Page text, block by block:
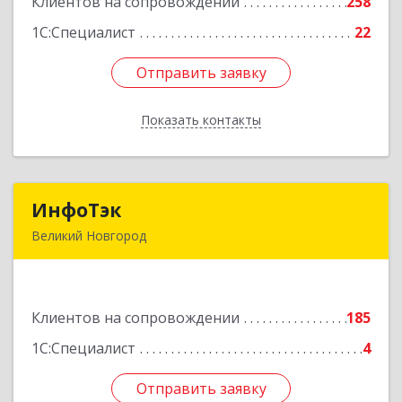
1С:Специалист
22
Отправить заявку
Показать контакты
Подробнее
Отправить заявку
Назад
ИнфоТэк
Великий Новгород
Клиентов на сопровождении
185
1С:Специалист
4
Отправить заявку
Подробнее
Отправить заявку